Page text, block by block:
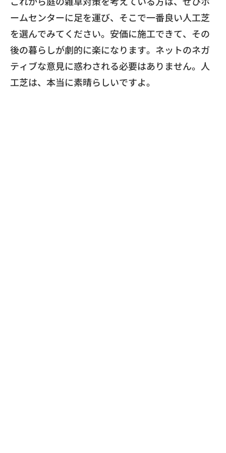
ームセンターに足を運び、 そこで一番良い人工芝
を選んでみてください。安価に施工できて、 その
後の暮らしが劇的に楽になります。 ネットのネガ
ティブな意見に惑わされる必要はありません。 人
工芝は、本当に素晴らしいですよ。